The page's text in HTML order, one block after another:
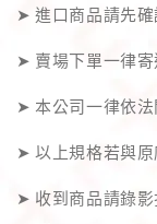
➤ 進口商品請先
➤ 賣場下單一律寄
➤ 本公司一律依
➤ 以上規格若與
➤ 收到商品請錄